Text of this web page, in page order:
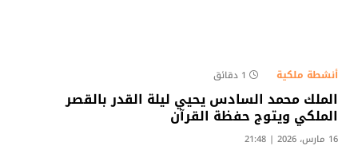
أنشطة ملكية 1 دقائق
الملك محمد السادس يحيي ليلة القدر بالقصر
الملكي ويتوج حفظة القرآن
16 مارس، 2026 | 21:48